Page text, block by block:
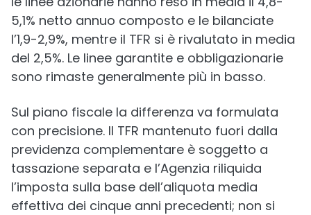
5,1% netto annuo composto e le bilanciate
l’1,9-2,9%, mentre il TFR si è rivalutato in media
del 2,5%. Le linee garantite e obbligazionarie
sono rimaste generalmente più in basso.
Sul piano fiscale la differenza va formulata
con precisione. Il TFR mantenuto fuori dalla
previdenza complementare è soggetto a
tassazione separata e l’Agenzia riliquida
l’imposta sulla base dell’aliquota media
effettiva dei cinque anni precedenti; non si